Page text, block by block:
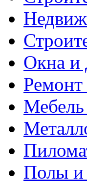
Окна и
Мебель
Полы и